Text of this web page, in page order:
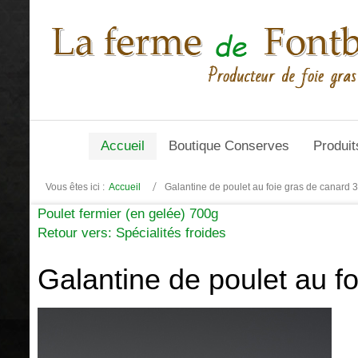
Accueil Boutique Conserves
Vous êtes ici : Accueil Galantine de poulet au foie gras de canard
Poulet fermier (en gelée) 700g
Retour vers: Spécialités froides
Galantine de poulet au